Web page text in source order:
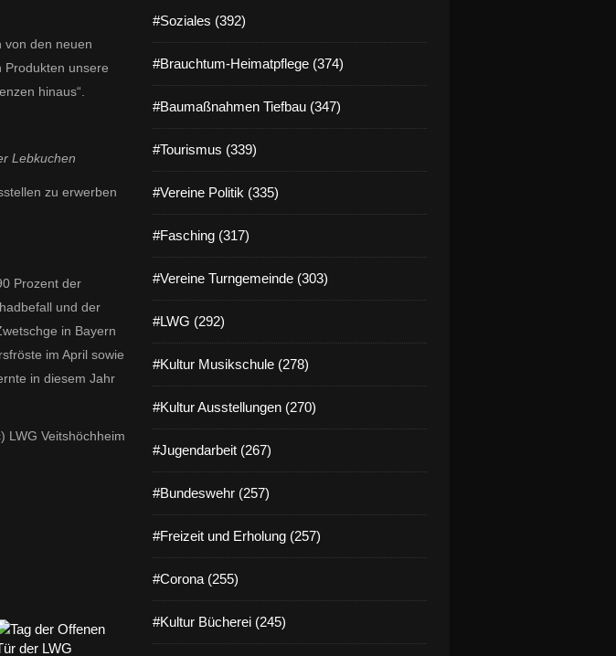
von den neuen
Produkten unsere
hinaus“.
Lebkuchen
zu erwerben
Prozent der
und der
in Bayern
im April sowie
in diesem Jahr
LWG Veitshöchheim
#Soziales (392)
#Brauchtum-Heimatpflege (374)
#Baumaßnahmen Tiefbau (347)
#Tourismus (339)
#Vereine Politik (335)
#Fasching (317)
#Vereine Turngemeinde (303)
#LWG (292)
#Kultur Musikschule (278)
#Kultur Ausstellungen (270)
#Jugendarbeit (267)
#Bundeswehr (257)
#Freizeit und Erholung (257)
#Corona (255)
#Kultur Bücherei (245)